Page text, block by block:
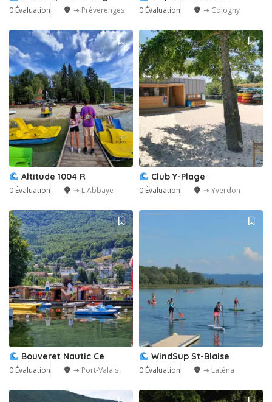
0 Évaluation ➔ Préverenges 0 Évaluation ➔ Cologny
Altitude 1004 R
0 Évaluation ➔ L'Abbaye
Club Y-Plage ̵
0 Évaluation ➔ Yverdon
Bouveret Nautic Ce
0 Évaluation ➔ Port-Valais
WindSup St-Blaise
0 Évaluation ➔ Laténa